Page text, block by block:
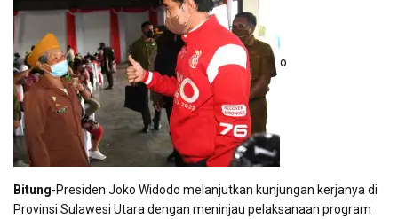
o
Bitung-Presiden Joko Widodo melanjutkan kunjungan kerjanya di
Provinsi Sulawesi Utara dengan meninjau pelaksanaan program